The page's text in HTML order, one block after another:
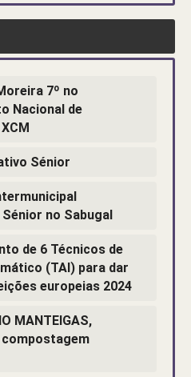
7º no
Nacional de
Sénior
no Sabugal
de 6 Técnicos de
(TAI) para dar
europeias 2024
MANTEIGAS,